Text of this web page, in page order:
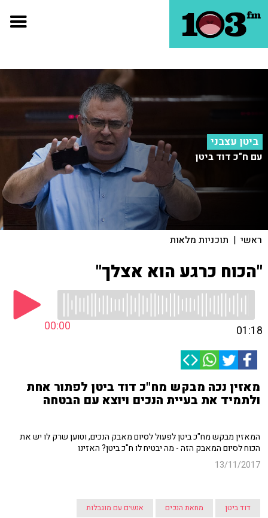
ביטן עצבני
עם ח"כ דוד ביטן
ראשי | תוכניות מלאות
"הכוח כרגע הוא אצלך"
00:00 01:18
מאזין נכה מבקש מח"כ דוד ביטן לפתור אחת
ולתמיד את בעיית הנכים ויוצא עם הבטחה
המאזין מבקש מח"כ ביטן לפעול לסיום מאבק הנכים, וטוען שרק לו יש את
הכוח לסיום המאבק הזה - מה יבטיח לו ח"כ ביטן? האזינו
13/11/2017
דוד ביטן מחאת הנכים אנשים עם מוגבלות